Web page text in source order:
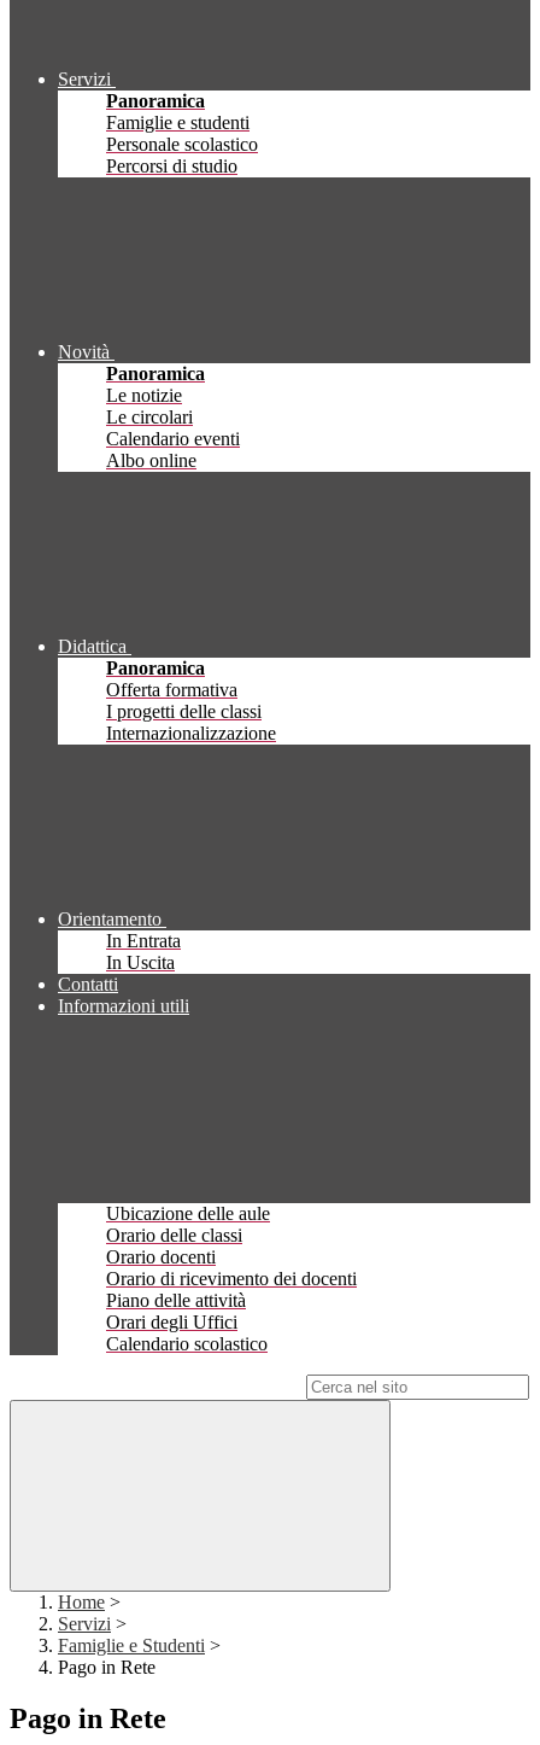
Servizi
Panoramica
Famiglie e studenti
Personale scolastico
Percorsi di studio
Novità
Panoramica
Le notizie
Le circolari
Calendario eventi
Albo online
Didattica
Panoramica
Offerta formativa
I progetti delle classi
Internazionalizzazione
Orientamento
In Entrata
In Uscita
Contatti
Informazioni utili
Ubicazione delle aule
Orario delle classi
Orario docenti
Orario di ricevimento dei docenti
Piano delle attività
Orari degli Uffici
Calendario scolastico
Home >
Servizi >
Famiglie e Studenti >
Pago in Rete
Pago in Rete